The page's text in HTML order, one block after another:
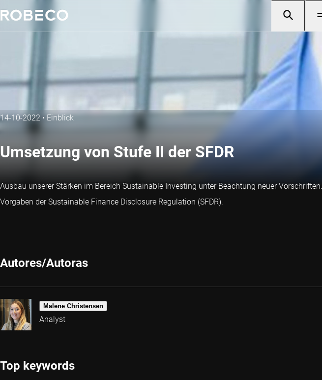
14-10-2022 • Einblick
Umsetzung von Stufe II der SFDR
Ausbau unserer Stärken im Bereich Sustainable Investing unter Beachtung neuer
Vorgaben der Sustainable Finance Disclosure Regulation (SFDR).
Autores/Autoras
Malene Christensen
Analyst
Top keywords